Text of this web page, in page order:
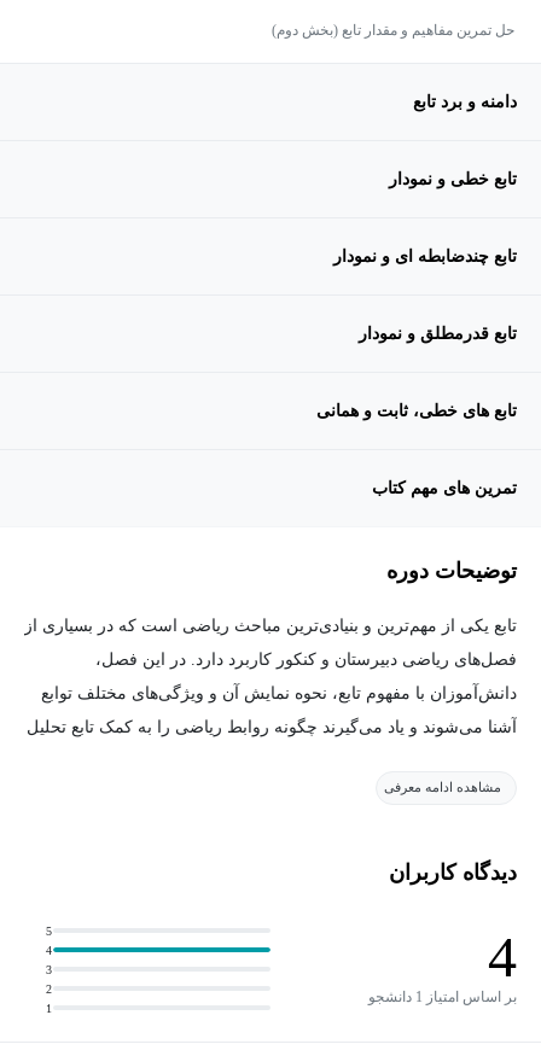
حل تمرین مفاهیم و مقدار تابع (بخش دوم)
دامنه و برد تابع
تابع خطی و نمودار
تابع چندضابطه ای و نمودار
تابع قدرمطلق و نمودار
تابع های خطی، ثابت و همانی
تمرین های مهم کتاب
توضیحات دوره
تابع یکی از مهم‌ترین و بنیادی‌ترین مباحث ریاضی است که در بسیاری از
فصل‌های ریاضی دبیرستان و کنکور کاربرد دارد. در این فصل،
دانش‌آموزان با مفهوم تابع، نحوه نمایش آن و ویژگی‌های مختلف توابع
آشنا می‌شوند و یاد می‌گیرند چگونه روابط ریاضی را به کمک تابع تحلیل
آموزش داده شده است. همچنین روش رسم و تحلیل نمودار توابع،
تعیین دامنه و برد، بررسی انواع توابع و حل سوالات پرتکرار امتحانی
آنچه در این دوره می‌آموزید:
مشاهده ادامه معرفی
دیدگاه کاربران
4
بر اساس امتیاز 1 دانشجو
1
2
3
4
5